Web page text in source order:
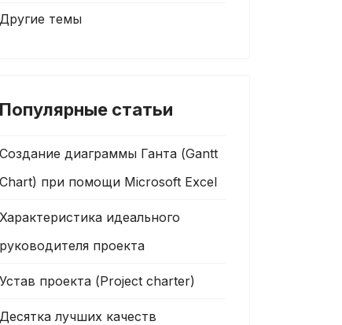
Другие темы
Популярные статьи
Создание диаграммы Ганта (Gantt
Chart) при помощи Microsoft Excel
Характеристика идеального
руководителя проекта
Устав проекта (Project charter)
Десятка лучших качеств